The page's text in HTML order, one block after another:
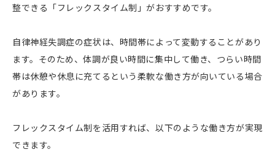
整できる「フレックスタイム制」がおすすめです。
自律神経失調症の症状は、時間帯によって変動することがあり
ます。そのため、体調が良い時間に集中して働き、つらい時間
帯は休憩や休息に充てるという柔軟な働き方が向いている場合
があります。
フレックスタイム制を活用すれば、以下のような働き方が実現
できます。